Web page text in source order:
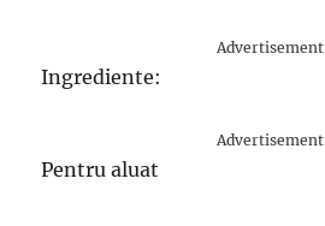
Advertisement
Ingrediente:
Advertisement
Pentru aluat